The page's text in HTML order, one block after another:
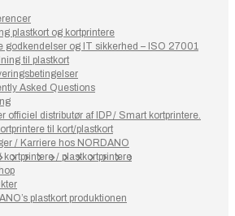
plastkort og kortprintere
godkendelser og IT sikkerhed – ISO 27001
til plastkort
Asked Questions
officiel distributør af IDP / Smart kortprintere.
til kort/plastkort
/ Karriere hos NORDANO
kortprintere / plastkortprintere
plastkort produktionen